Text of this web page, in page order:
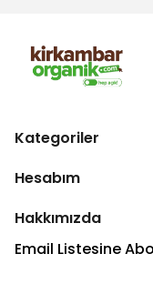
Kategoriler
Hesabım
Hakkımızda
Email Listesine